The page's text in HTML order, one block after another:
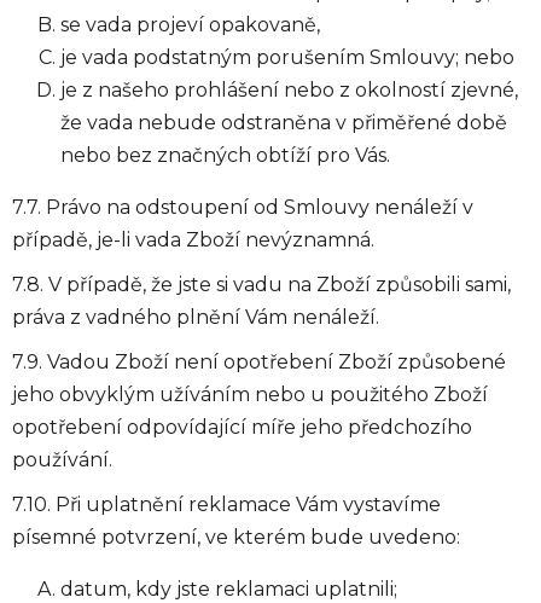
se vada projeví opakovaně,
je vada podstatným porušením Smlouvy; nebo
je z našeho prohlášení nebo z okolností zjevné,
že vada nebude odstraněna v přiměřené době
nebo bez značných obtíží pro Vás.
7.7. Právo na odstoupení od Smlouvy nenáleží v
případě, je-li vada Zboží nevýznamná.
7.8. V případě, že jste si vadu na Zboží způsobili sami,
práva z vadného plnění Vám nenáleží.
7.9. Vadou Zboží není opotřebení Zboží způsobené
jeho obvyklým užíváním nebo u použitého Zboží
opotřebení odpovídající míře jeho předchozího
používání.
7.10. Při uplatnění reklamace Vám vystavíme
písemné potvrzení, ve kterém bude uvedeno:
datum, kdy jste reklamaci uplatnili;